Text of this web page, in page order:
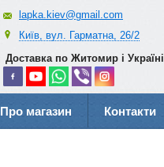
lapka.kiev@gmail.com
Київ, вул. Гарматна, 26/2
Доставка по Житомир і Україні
Про магазин Контакти